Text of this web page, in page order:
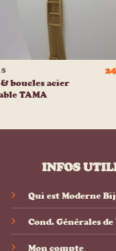
boucles acier
TAMA
INFOS
Qui est Moderne
Cond. Générales de
Mon compte